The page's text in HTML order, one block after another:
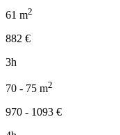
61 m2
882 €
3h
70 - 75 m2
970 - 1093 €